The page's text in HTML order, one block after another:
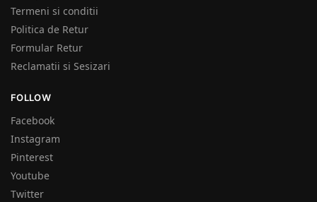
Termeni si conditii
Politica de Retur
Formular Retur
Reclamatii si Sesizari
FOLLOW
Facebook
Instagram
Pinterest
Youtube
Twitter